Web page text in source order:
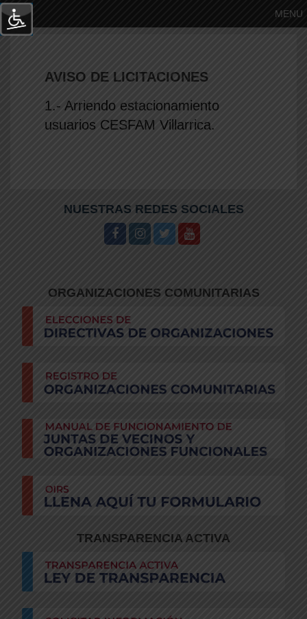
MENU
AVISO DE LICITACIONES
1.- Arriendo estacionamiento
usuarios CESFAM Villarrica.
NUESTRAS REDES SOCIALES
ORGANIZACIONES COMUNITARIAS
TRANSPARENCIA ACTIVA